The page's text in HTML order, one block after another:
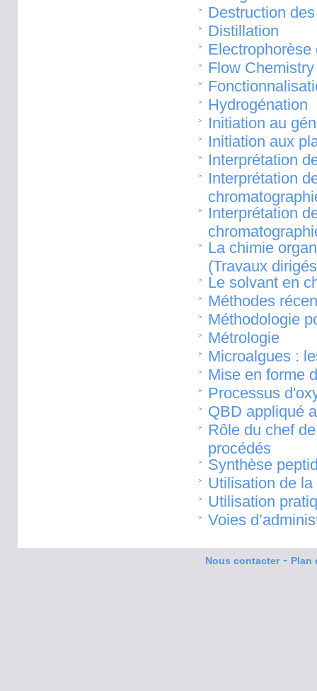
Destruction
Distillation
Electrophorèse
Flow
Hydrogénation
Initiation au
Initiation aux
Interprétation
Interprétation
Interprétation
La chimie
(Travaux
Le solvant en
Méthodes
Méthodologie
Métrologie
Microalgues :
Mise en forme
Processus
QBD appliqué
Rôle du chef
procédés
Synthèse
Utilisation de
Utilisation
Voies
Nous contacter- Plan